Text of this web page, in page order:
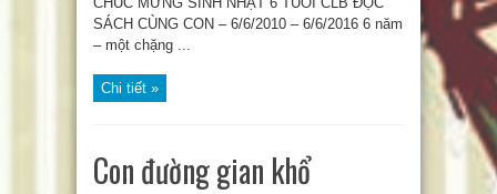
SÁCH CÙNG CON – 6/6/2010 – 6/6/2016 6 năm
– một chặng ...
Chi tiết »
Con đường gian khổ